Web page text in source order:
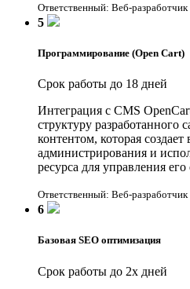
Ответственный: Веб-разработчик
5
Программирование (Open Cart)
Срок работы до 18 дней
Интеграция с CMS
структуру разработанного
контентом, которая
администрирования и
ресурса для управления
Ответственный: Веб-разработчик
6
Базовая SEO оптимизация
Срок работы до 2х дней